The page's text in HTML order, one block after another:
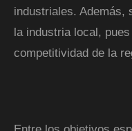
industriales. Además,
la industria local,
competitividad de la